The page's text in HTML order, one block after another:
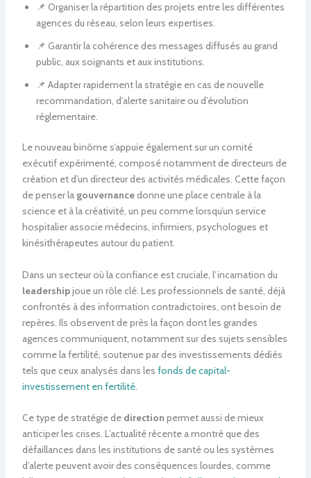
📌 Organiser la répartition des projets entre les différentes
agences du réseau, selon leurs expertises.
📌 Garantir la cohérence des messages diffusés au grand
public, aux soignants et aux institutions.
📌 Adapter rapidement la stratégie en cas de nouvelle
recommandation, d’alerte sanitaire ou d’évolution
réglementaire.
Le nouveau binôme s’appuie également sur un comité
exécutif expérimenté, composé notamment de directeurs de
création et d’un directeur des activités médicales. Cette façon
de penser la gouvernancedonne une place centrale à la
science et à la créativité, un peu comme lorsqu’un service
hospitalier associe médecins, infirmiers, psychologues et
kinésithérapeutes autour du patient.
Dans un secteur où la confiance est cruciale, l’incarnation du
leadershipjoue un rôle clé. Les professionnels de santé, déjà
confrontés à des information contradictoires, ont besoin de
repères. Ils observent de près la façon dont les grandes
agences communiquent, notamment sur des sujets sensibles
comme la fertilité, soutenue par des investissements dédiés
tels que ceux analysés dans les fonds de capital-
investissement en fertilité.
Ce type de stratégie de direction permet aussi de mieux
anticiper les crises. L’actualité récente a montré que des
défaillances dans les institutions de santé ou les systèmes
d’alerte peuvent avoir des conséquences lourdes, comme